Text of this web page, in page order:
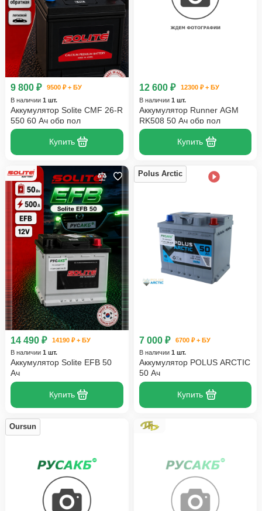
9 800 ₽
9500 ₽ + БУ
В наличии 1 шт.
Аккумулятор Solite CMF 26-R
550 60 Ач обр пол
Купить
12 600 ₽
12300 ₽ + БУ
В наличии 1 шт.
Аккумулятор Runner AGM
RK508 50 Ач обр пол
Купить
14 490 ₽
14190 ₽ + БУ
В наличии 1 шт.
Аккумулятор Solite EFB 50
Ач
Купить
Polus Arctic
7 000 ₽
6700 ₽ + БУ
В наличии 1 шт.
Аккумулятор POLUS ARCTIC
50 Ач
Купить
Oursun